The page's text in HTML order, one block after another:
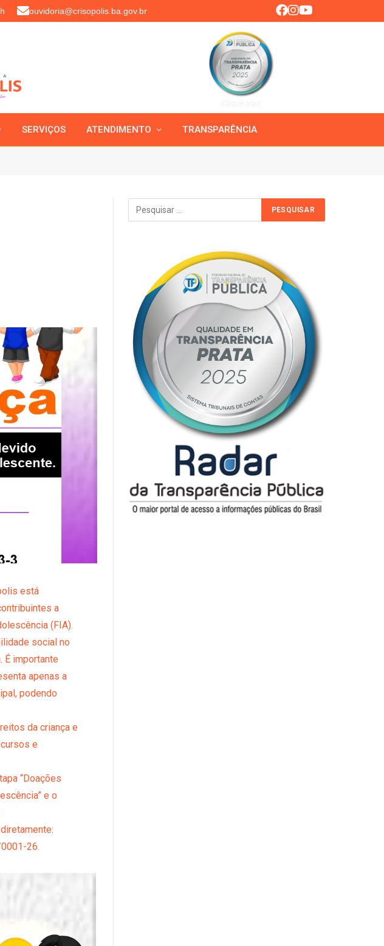
ouvidoria@crisopolis.ba.gov.br
SERVIÇOS ATENDIMENTO TRANSPARÊNCIA
está
a
(FIA).
social no
É importante
apenas a
podendo
da criança e
e
“Doações
e o
26.